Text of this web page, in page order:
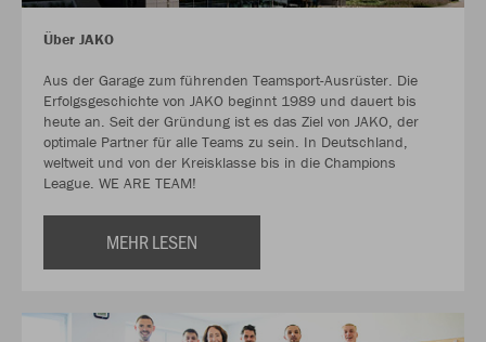
Über JAKO
Aus der Garage zum führenden Teamsport-Ausrüster. Die
Erfolgsgeschichte von JAKO beginnt 1989 und dauert bis
heute an. Seit der Gründung ist es das Ziel von JAKO, der
optimale Partner für alle Teams zu sein. In Deutschland,
weltweit und von der Kreisklasse bis in die Champions
League. WE ARE TEAM!
MEHR LESEN